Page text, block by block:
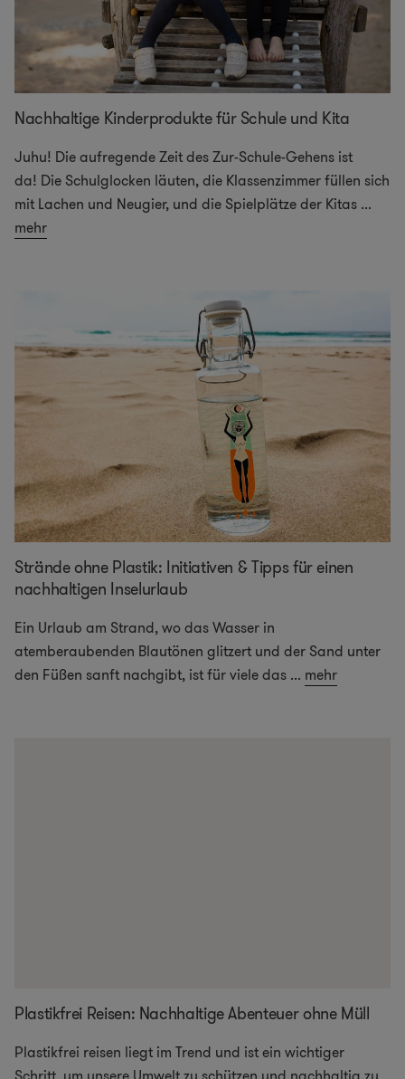
Nachhaltige Kinderprodukte für Schule und Kita
Juhu! Die aufregende Zeit des Zur-Schule-Gehens ist
da! Die Schulglocken läuten, die Klassenzimmer füllen sich
mit Lachen und Neugier, und die Spielplätze der Kitas ...
mehr
Strände ohne Plastik: Initiativen & Tipps für einen
nachhaltigen Inselurlaub
Ein Urlaub am Strand, wo das Wasser in
atemberaubenden Blautönen glitzert und der Sand unter
den Füßen sanft nachgibt, ist für viele das ... mehr
Plastikfrei Reisen: Nachhaltige Abenteuer ohne Müll
Plastikfrei reisen liegt im Trend und ist ein wichtiger